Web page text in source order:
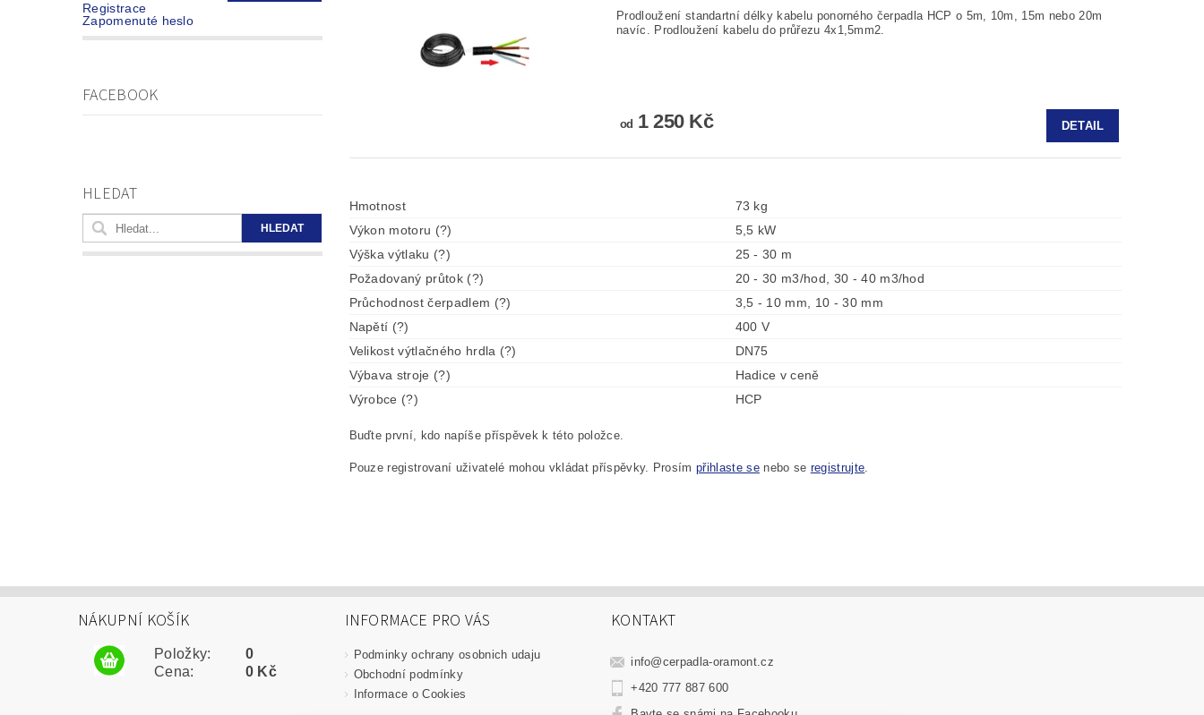
Registrace
Zapomenuté heslo
FACEBOOK
HLEDAT
Prodloužení standartní délky kabelu ponorného čerpadla HCP o 5m, 10m, 15m nebo 20m
navíc. Prodloužení kabelu do průřezu 4x1,5mm2.
od 1 250 Kč DETAIL
Hmotnost
73 kg
Výkon motoru (?)
5,5 kW
Výška výtlaku (?)
25 - 30 m
Požadovaný průtok (?)
20 - 30 m3/hod, 30 - 40 m3/hod
Průchodnost čerpadlem (?)
3,5 - 10 mm, 10 - 30 mm
Napětí (?)
400 V
Velikost výtlačného hrdla (?)
DN75
Výbava stroje (?)
Hadice v ceně
Výrobce (?)
HCP
Buďte první, kdo napíše příspěvek k této položce.
Pouze registrovaní uživatelé mohou vkládat příspěvky. Prosímpřihlaste senebo se registrujte
NÁKUPNÍ KOŠÍK
Položky:
Cena:
0
0 Kč
INFORMACE PRO VÁS
Podminky ochrany osobnich udaju
Obchodní podmínky
Informace o Cookies
KONTAKT
info@cerpadla-oramont.cz
+420 777 887 600